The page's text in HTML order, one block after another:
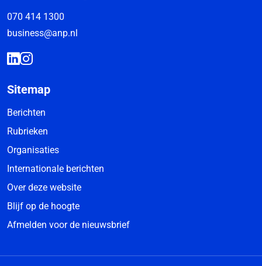
070 414 1300
business@anp.nl
Sitemap
Berichten
Rubrieken
Organisaties
Internationale berichten
Over deze website
Blijf op de hoogte
Afmelden voor de nieuwsbrief